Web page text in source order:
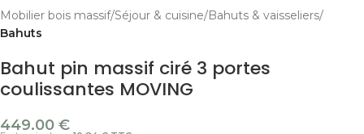
Mobilier bois massif Séjour & cuisine Bahuts & vaisseliers
Bahuts
Bahut pin massif ciré 3 portes
coulissantes MOVING
449.00 €